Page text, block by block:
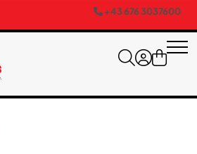
+43 676 3037600